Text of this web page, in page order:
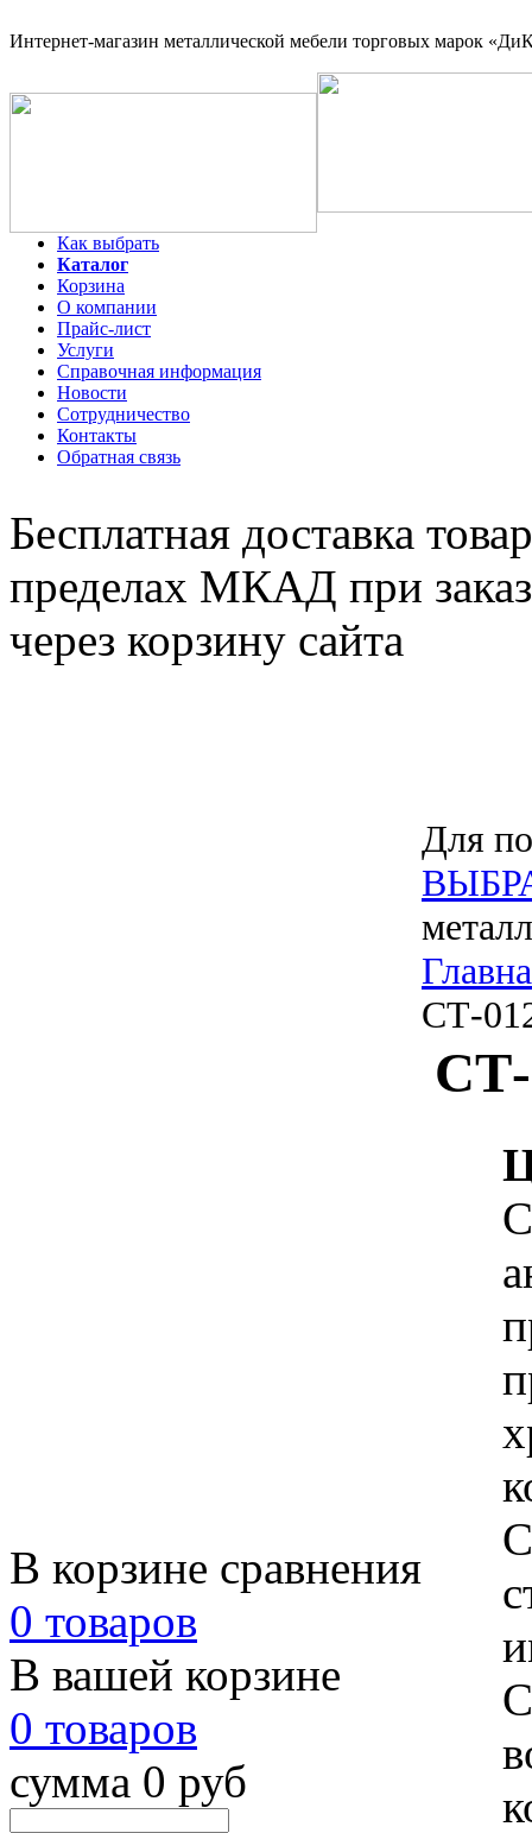
Интернет-магазин металлической мебели торговых марок
Как выбрать
Каталог
Корзина
О компании
Прайс-лист
Услуги
Справочная информация
Новости
Сотрудничество
Контакты
Обратная связь
Бесплатная доставка
пределах МКАД при
через корзину сайта
В корзине сравнения
0 товаров
В вашей корзине
0 товаров
сумма 0 руб
Для
СТ-
СТ-